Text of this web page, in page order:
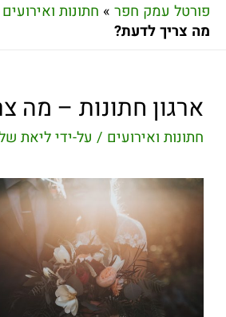
פורטל עמק חפר » חתונות ואירועים
מה צריך לדעת?
ארגון חתונות – מה
חתונות ואירועים / על-ידיליאת